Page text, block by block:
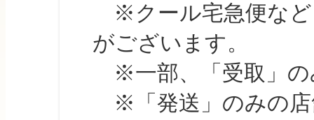
※クール宅急便など
がございます。
※一部、「受取」の
※「発送」のみの店